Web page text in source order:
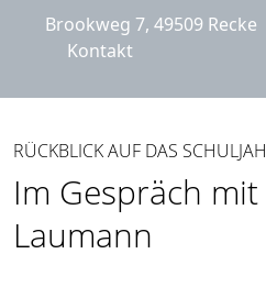
Brookweg 7, 49509 Recke
Kontakt
RÜCKBLICK AUF DAS
Im Gespräch mit
Laumann